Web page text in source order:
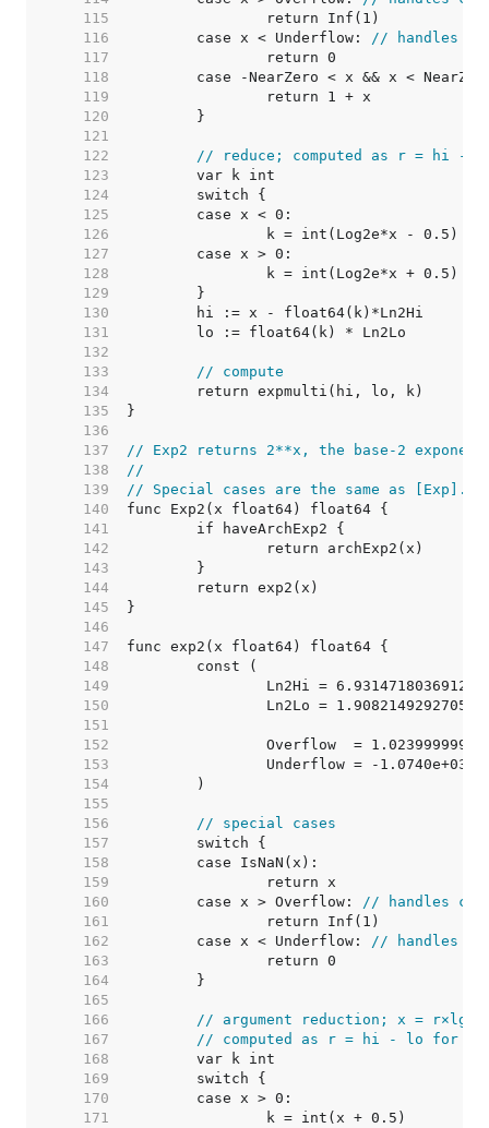
   115
   116
	case x < Underflow:
// handles
   117
   118
   119
   120
   121
   122
// reduce; computed as r = hi -
   123
   124
   125
   126
   127
   128
   129
   130
   131
   132
   133
// compute
   134
   135
   136
   137
// Exp2 returns 2**x, the base-2
   138
//
   139
// Special cases are the same as [Exp].
   140
   141
   142
   143
   144
   145
   146
   147
   148
   149
   150
   151
   152
   153
   154
   155
   156
// special cases
   157
   158
   159
   160
	case x > Overflow:
// handles
   161
   162
	case x < Underflow:
// handles
   163
   164
   165
   166
// argument reduction; x =
   167
// computed as r = hi - lo for
   168
   169
   170
   171